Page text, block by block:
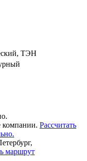
ТЭН
компании. Рассчитать
маршрут